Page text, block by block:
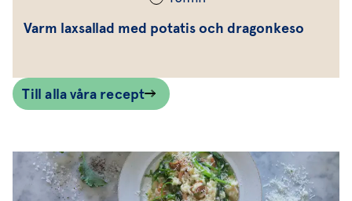
Varm laxsallad med potatis och dragonkeso
Till alla våra recept